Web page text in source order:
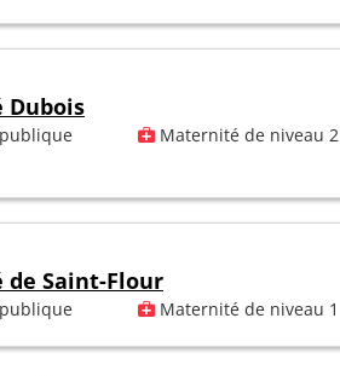
Maternité de niveau 2
Saint-Flour
Maternité de niveau 1